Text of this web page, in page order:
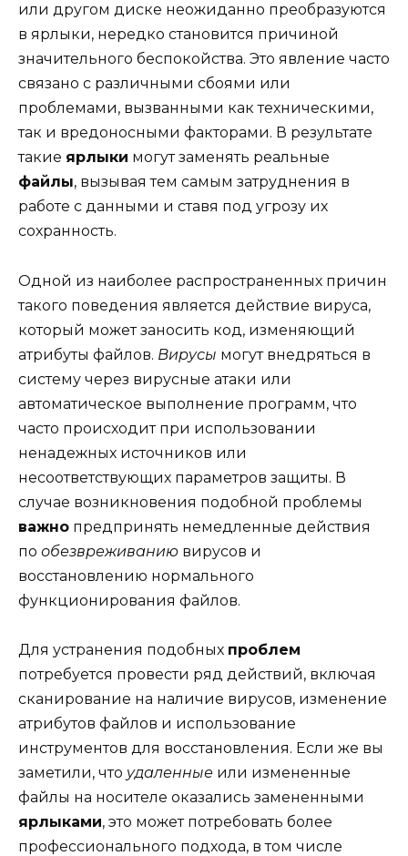
или другом диске неожиданно преобразуются
в ярлыки, нередко становится причиной
значительного беспокойства. Это явление часто
связано с различными сбоями или
проблемами, вызванными как техническими,
так и вредоносными факторами. В результате
такие ярлыки могут заменять реальные
файлы, вызывая тем самым затруднения в
работе с данными и ставя под угрозу их
сохранность.
Одной из наиболее распространенных причин
такого поведения является действие вируса,
который может заносить код, изменяющий
атрибуты файлов. Вирусы могут внедряться в
систему через вирусные атаки или
автоматическое выполнение программ, что
часто происходит при использовании
ненадежных источников или
несоответствующих параметров защиты. В
случае возникновения подобной проблемы
важно предпринять немедленные действия
по обезвреживанию вирусов и
восстановлению нормального
функционирования файлов.
Для устранения подобных проблем
потребуется провести ряд действий, включая
сканирование на наличие вирусов, изменение
атрибутов файлов и использование
инструментов для восстановления. Если же вы
заметили, что удаленные или измененные
файлы на носителе оказались замененными
ярлыками, это может потребовать более
профессионального подхода, в том числе